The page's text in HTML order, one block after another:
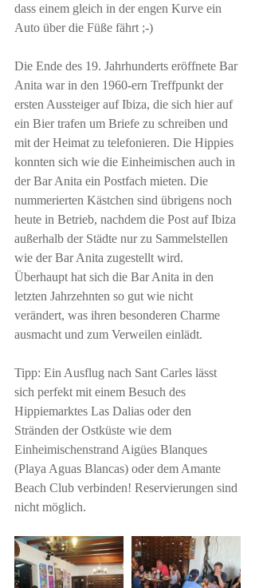
dass einem gleich in der engen Kurve ein
Auto über die Füße fährt ;-)
Die Ende des 19. Jahrhunderts eröffnete Bar
Anita war in den 1960-ern Treffpunkt der
ersten Aussteiger auf Ibiza, die sich hier auf
ein Bier trafen um Briefe zu schreiben und
mit der Heimat zu telefonieren. Die Hippies
konnten sich wie die Einheimischen auch in
der Bar Anita ein Postfach mieten. Die
nummerierten Kästchen sind übrigens noch
heute in Betrieb, nachdem die Post auf Ibiza
außerhalb der Städte nur zu Sammelstellen
wie der Bar Anita zugestellt wird.
Überhaupt hat sich die Bar Anita in den
letzten Jahrzehnten so gut wie nicht
verändert, was ihren besonderen Charme
ausmacht und zum Verweilen einlädt.
Tipp: Ein Ausflug nach Sant Carles lässt
sich perfekt mit einem Besuch des
Hippiemarktes Las Dalias oder den
Stränden der Ostküste wie dem
Einheimischenstrand Aigües Blanques
(Playa Aguas Blancas) oder dem Amante
Beach Club verbinden! Reservierungen sind
nicht möglich.